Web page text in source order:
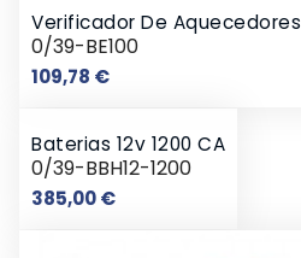
Verificador De Aquecedores
0/39-BE100
109,78 €Preço
Baterias 12v 1200 CA
0/39-BBH12-1200
385,00 €Preço